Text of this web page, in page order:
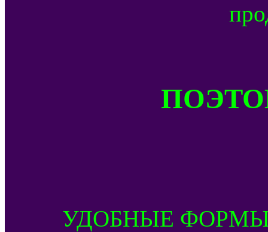
УДОБНЫЕ